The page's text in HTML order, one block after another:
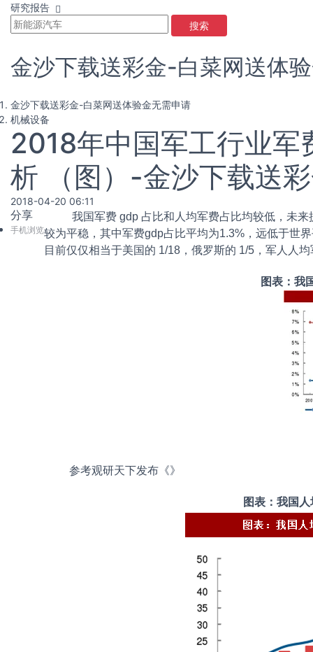
研究报告
搜索
金沙下载送彩金-白菜网送体
金沙下载送彩金-白菜网送体验金无需申请
机械设备
2018年中国军工行业军
析 （图）-金沙下载送
2018-04-20 06:11
分享
手机浏览
我国军费 gdp 占比和人均军费占比均较低，未来
较为平稳，其中军费gdp占比平均为1.3%，远低于世
目前仅仅相当于美国的 1/18，俄罗斯的 1/5，军人人
图表：我
参考观研天下发布《》
图表：我国